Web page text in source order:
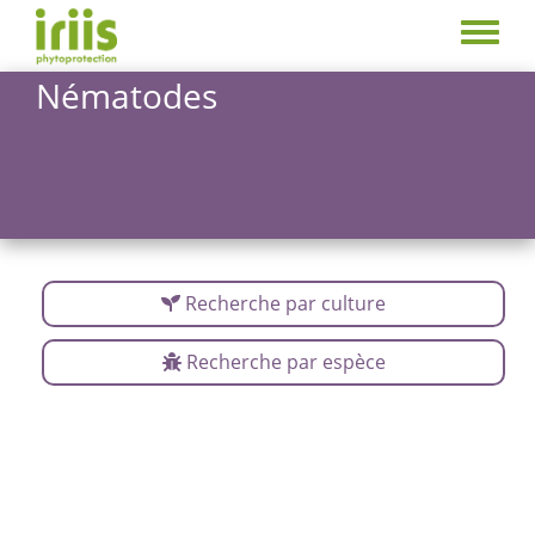
Skip
main
content
Toggle
menu
Nématodes
Recherche par culture
Recherche par espèce